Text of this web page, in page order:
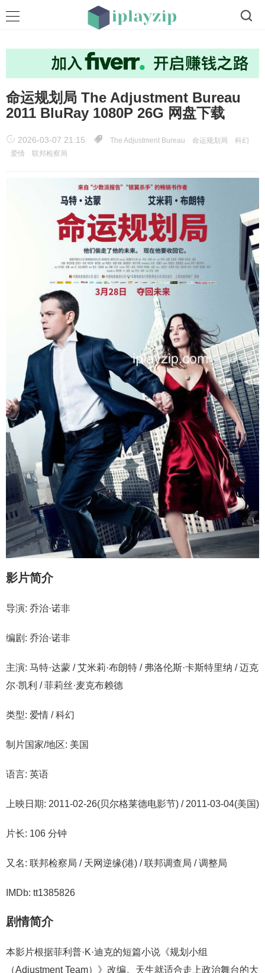
命运规划局 The Adjustment Bureau
2011 BluRay 1080P 26G 网盘下载
2026-03-07 21:15 The Adjustment Bureau 命运规划局
科幻
爱情
联邦检察局
影片简介
导演: 乔治·诺非
编剧: 乔治·诺非
主演: 马特·达蒙 / 艾米莉·布朗特 / 弗洛伦斯·卡斯特里纳 / 迈克
尔·凯利 / 菲莉丝·麦克布赖德
类型: 爱情 / 科幻
制片国家/地区: 美国
语言: 英语
上映日期: 2011-02-26(贝尔格莱德电影节) / 2011-03-04(美国)
片长: 106 分钟
又名: 联邦检察局 / 天网逆缘(港) / 联邦调查局 / 调整局
IMDb: tt1385826
剧情简介
本影片根据菲利普·K·迪克的短篇小说《规划小组
（Adjustment Team）》改编。天生就适合走上政治舞台的大